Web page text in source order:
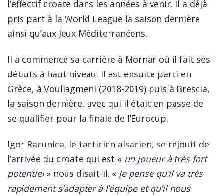
l’effectif croate dans les années à venir. Il a déjà
pris part à la World League la saison dernière
ainsi qu’aux Jeux Méditerranéens.
Il a commencé sa carrière à Mornar où il fait ses
débuts à haut niveau. Il est ensuite parti en
Grèce, à Vouliagmeni (2018-2019) puis à Brescia,
la saison dernière, avec qui il était en passe de
se qualifier pour la finale de l’Eurocup.
Igor Racunica, le tacticien alsacien, se réjouit de
l’arrivée du croate qui est « un joueur à très fort
potentiel» nous disait-il. « Je pense qu’il va très
rapidement s’adapter à l’équipe et qu’il nous